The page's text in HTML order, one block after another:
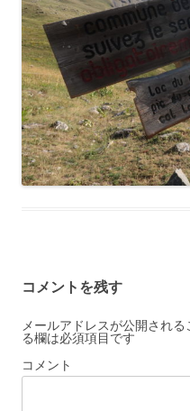
コメントを残す
メールアドレスが公開される
る欄は必須項目です
コメント